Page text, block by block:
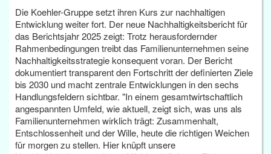
Die Koehler-Gruppe setzt ihren Kurs zur nachhaltigen
Entwicklung weiter fort. Der neue Nachhaltigkeitsbericht für
das Berichtsjahr 2025 zeigt: Trotz herausfordernder
Rahmenbedingungen treibt das Familienunternehmen seine
Nachhaltigkeitsstrategie konsequent voran. Der Bericht
dokumentiert transparent den Fortschritt der definierten Ziele
bis 2030 und macht zentrale Entwicklungen in den sechs
Handlungsfeldern sichtbar. "In einem gesamtwirtschaftlich
angespannten Umfeld, wie aktuell, zeigt sich, was uns als
Familienunternehmen wirklich trägt: Zusammenhalt,
Entschlossenheit und der Wille, heute die richtigen Weichen
für morgen zu stellen. Hier knüpft unsere